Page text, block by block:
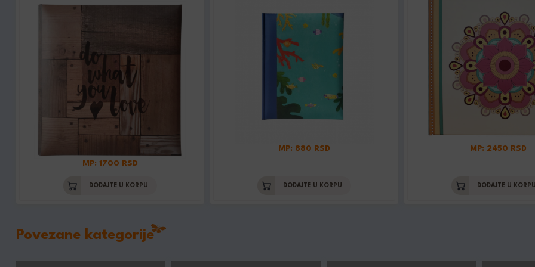
MP: 1700 RSD
DODAJTE U KORPU
MP: 880 RSD
DODAJTE U KORPU
MP: 2450 RSD
DODAJTE U
Povezane kategorije